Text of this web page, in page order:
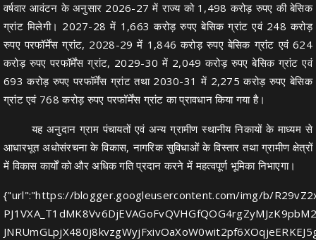
वर्षवार आवंटन के अनुसार 2026-27 में राज्य को 1,498 करोड़ रुपए की बेसिक
ग्रांट मिलेगी। 2027-28 में 1,663 करोड़ रुपए बेसिक ग्रांट एवं 248 करोड़
रुपए परफॉर्मेंस ग्रांट, 2028-29 में 1,846 करोड़ रुपए बेसिक ग्रांट एवं 624
करोड़ रुपए परफॉर्मेंस ग्रांट, 2029-30 में 2,049 करोड़ रुपए बेसिक ग्रांट एवं
693 करोड़ रुपए परफॉर्मेंस ग्रांट तथा 2030-31 में 2,275 करोड़ रुपए बेसिक
ग्रांट एवं 768 करोड़ रुपए परफॉर्मेंस ग्रांट का प्रावधान किया गया है।
यह अनुदान ग्राम पंचायतों एवं अन्य ग्रामीण स्थानीय निकायों के माध्यम से
आधारभूत अधोसंरचना के विकास, नागरिक सुविधाओं के विस्तार तथा ग्रामीण क्षेत्रों
में विकास कार्यों को और अधिक गति प्रदान करने में महत्वपूर्ण भूमिका निभाएगा।
{"url":"https://blogger.googleusercontent.com/img/b/